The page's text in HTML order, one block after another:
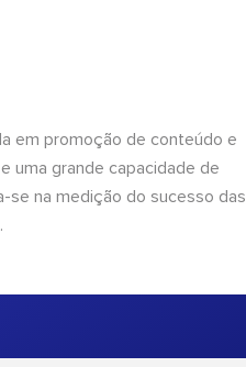
em promoção de conteúdo e
uma grande capacidade de
se na medição do sucesso das